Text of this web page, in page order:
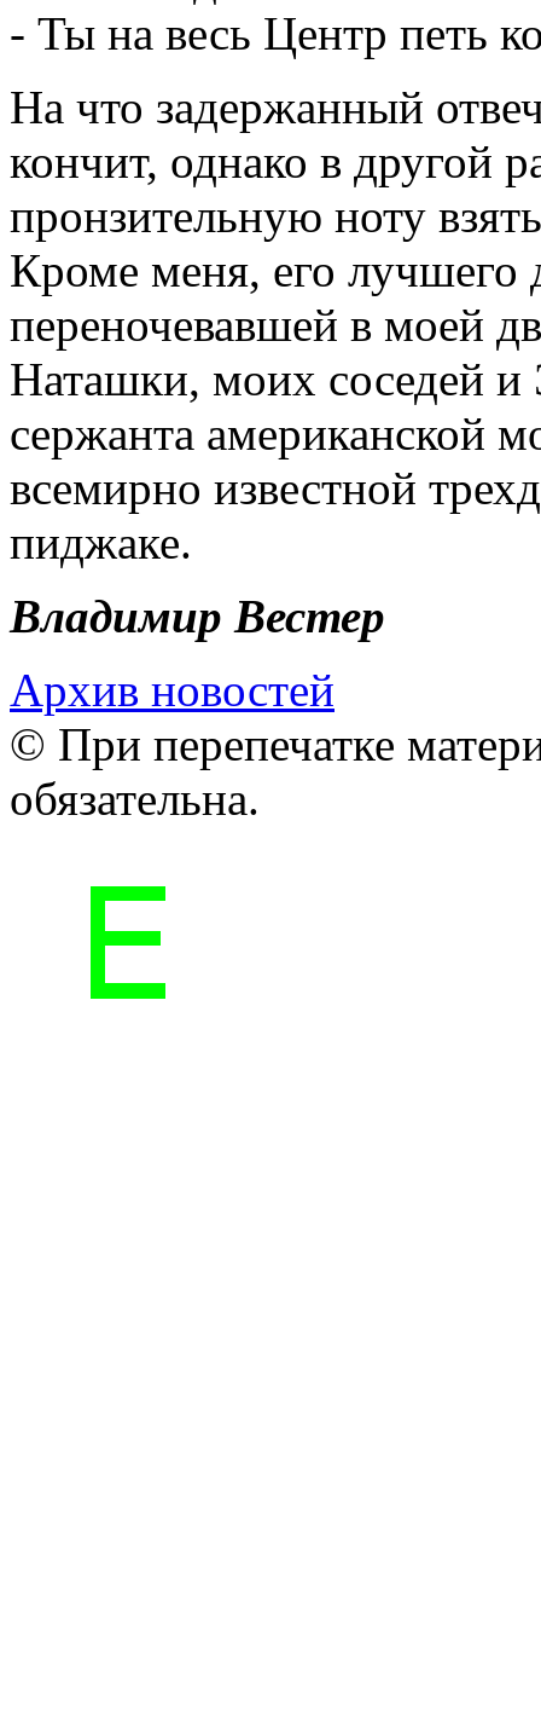
- Ты на весь Центр петь
На что задержанный
кончит, однако в другой
пронзительную ноту
Кроме меня, его лучшего
переночевавшей в моей
Наташки, моих соседей
сержанта американской
всемирно известной
пиджаке.
Владимир Вестер
Архив новостей
© При перепечатке
обязательна.